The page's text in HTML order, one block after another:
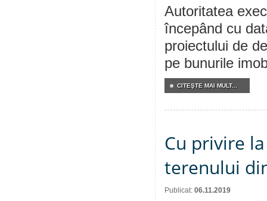
Autoritatea
începând cu
proiectului de
pe bunurile
CITEŞTE MAI MULT...
Cu privire
terenului
Publicat: 06.11.2019